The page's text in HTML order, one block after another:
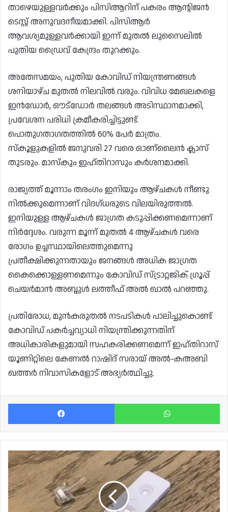
താഴെയുള്ളവർക്കും പിസിആറിന് പകരം ആന്റിജൻ
ടെസ്റ്റ് അനുവദനീയമാക്കി. പിസിആർ
ആവശ്യമുള്ളവർക്കായി ഇന്ന് മുതൽ ലുസൈലിൽ
പുതിയ ഡ്രൈവ് കേന്ദ്രം തുറക്കും.
അതേസമയം, പുതിയ കോവിഡ് നിയന്ത്രണങ്ങൾ
ശനിയാഴ്ച മുതൽ നിലവിൽ വരും. വിവിധ മേഖലകളെ
ഇൻഡോർ, ഔട്ഡോർ തലങ്ങൾ അടിസ്ഥാനമാക്കി,
പ്രവേശന പരിധി ക്രമീകരിച്ചിട്ടുണ്ട്.
പൊതുഗതാഗതത്തിൽ 60% പേർ മാത്രം.
സ്‌കൂളുകളിൽ ജനുവരി 27 വരെ ഓണ്ലൈൻ ക്ലാസ്
തുടരും. മാസ്കും ഇഹ്തിറാസും കർശനമാക്കി.
രാജ്യത്ത് മൂന്നാം തരംഗം ഇനിയും ആഴ്ചകൾ നീണ്ടു
നിൽക്കുമെന്നാണ് വിദഗ്ധരുടെ വിലയിരുത്തൽ.
ഇനിയുള്ള ആഴ്‌ചകൾ ജാഗ്രത കടുപ്പിക്കണമെന്നാണ്
നിർദ്ദേശം. വരുന്ന മൂന്ന് മുതൽ 4 ആഴ്ചകൾ വരെ
രോഗം ഉച്ചസ്ഥായിലെത്തുമെന്നു
പ്രതീക്ഷിക്കുന്നതായും ജനങ്ങൾ അധിക ജാഗ്രത
കൈക്കൊള്ളണമെന്നും കോവിഡ് സ്ട്രാറ്റജിക് ഗ്രൂപ്പ്
ചെയർമാൻ അബ്ദുൾ ലത്തീഫ് അൽ ഖാൽ പറഞ്ഞു.
പ്രതിരോധ, മുൻകരുതൽ നടപടികൾ പാലിച്ചുകൊണ്ട്
കോവിഡ് പകർച്ചവ്യാധി നിയന്ത്രിക്കുന്നതിന്
അധികാരികളുമായി സഹകരിക്കണമെന്ന് ഇഹ്തിറാസ്‌
യൂണിറ്റിലെ കേണൽ റാഷിദ് സരായ് അൽ-കഅബി
ഖത്തർ നിവാസികളോട് അഭ്യർത്ഥിച്ചു.
Facebook
കൊവിഡ്
റാപ്പിഡ്
ടെസ്റ്റ്
കിറ്റുകൾക്ക്
പരമാവധി